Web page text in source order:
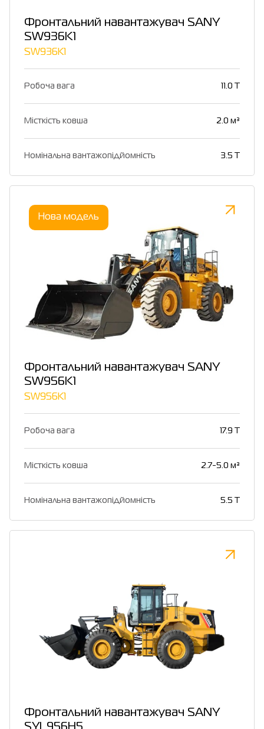
Фронтальний навантажувач SANY
SW936K1
SW936K1
Робоча вага 11.0 T
Місткість ковша 2.0 м³
Номінальна вантажопідйомність 3.5 T
Нова модель
Фронтальний навантажувач SANY
SW956K1
SW956K1
Робоча вага 17.9 T
Місткість ковша 2.7-5.0 м³
Номінальна вантажопідйомність 5.5 T
Фронтальний навантажувач SANY
SYL956H5